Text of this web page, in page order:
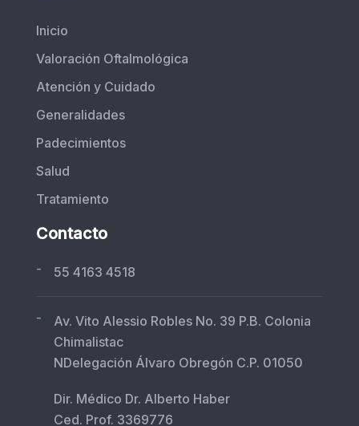
Inicio
Valoración Oftalmológica
Atención y Cuidado
Generalidades
Padecimientos
Salud
Tratamiento
Contacto
- 55 4163 4518
-
Av. Vito Alessio Robles No. 39 P.B. Colonia
Chimalistac
NDelegación Álvaro Obregón C.P. 01050
Dir. Médico Dr. Alberto Haber
Ced. Prof. 3369776